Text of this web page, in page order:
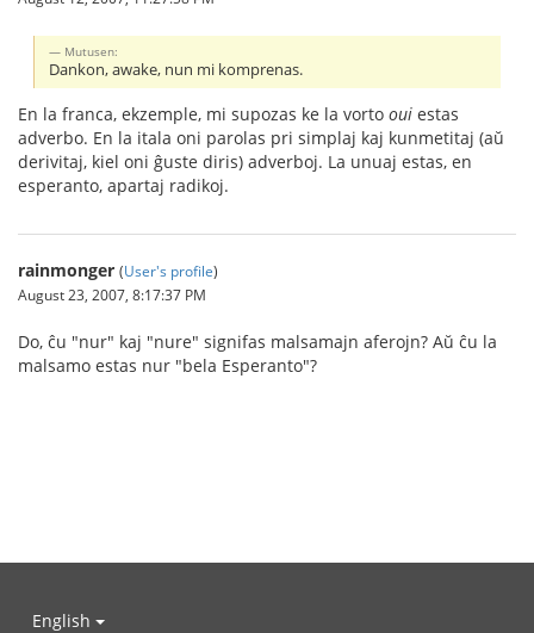
Mutusen:
Dankon, awake, nun mi komprenas.
En la franca, ekzemple, mi supozas ke la vorto oui estas
adverbo. En la itala oni parolas pri simplaj kaj kunmetitaj (aŭ
derivitaj, kiel oni ĝuste diris) adverboj. La unuaj estas, en
esperanto, apartaj radikoj.
rainmonger (User's profile)
August 23, 2007, 8:17:37 PM
Do, ĉu "nur" kaj "nure" signifas malsamajn aferojn? Aŭ ĉu la
malsamo estas nur "bela Esperanto"?
English